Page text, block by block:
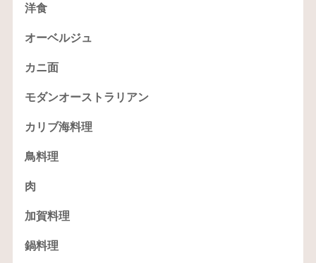
洋食
オーベルジュ
カニ面
モダンオーストラリアン
カリブ海料理
鳥料理
肉
加賀料理
鍋料理